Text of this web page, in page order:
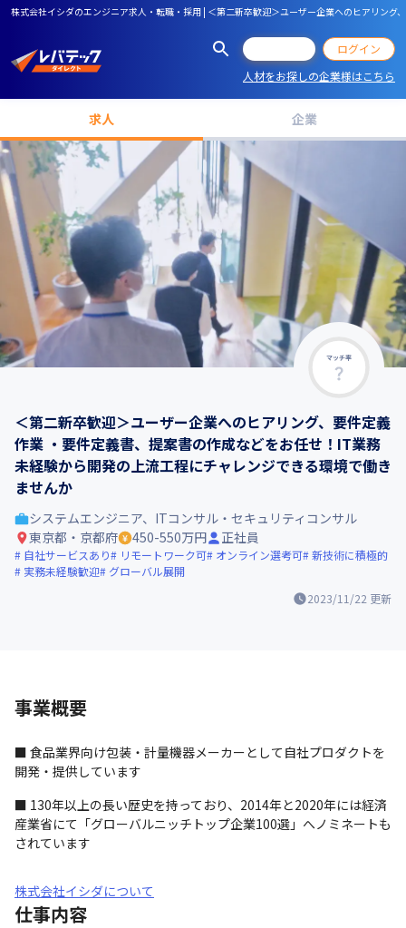
株式会社イシダのエンジニア求人・転職・採用 | ＜第二新卒歓迎＞ユーザー企業へのヒアリン
ログイン
人材をお探しの企業様はこちら
求人 企業
マッチ率
＜第二新卒歓迎＞ユーザー企業へのヒアリング、要件定義
作業 ・要件定義書、提案書の作成などをお任せ！IT業務
未経験から開発の上流工程にチャレンジできる環境で働き
ませんか
2023/11/22 更新
システムエンジニア、ITコンサル・セキュリティコンサル
東京都・京都府
450-550万円 正社員
自社サービスあり リモートワーク可 オンライン選考可 新技術に積極的
実務未経験歓迎
グローバル展開
事業概要
■ 食品業界向け包装・計量機器メーカーとして自社プロダクトを
開発・提供しています
■ 130年以上の長い歴史を持っており、2014年と2020年には経済
産業省にて「グローバルニッチトップ企業100選」へノミネートも
されています
株式会社イシダについて
仕事内容